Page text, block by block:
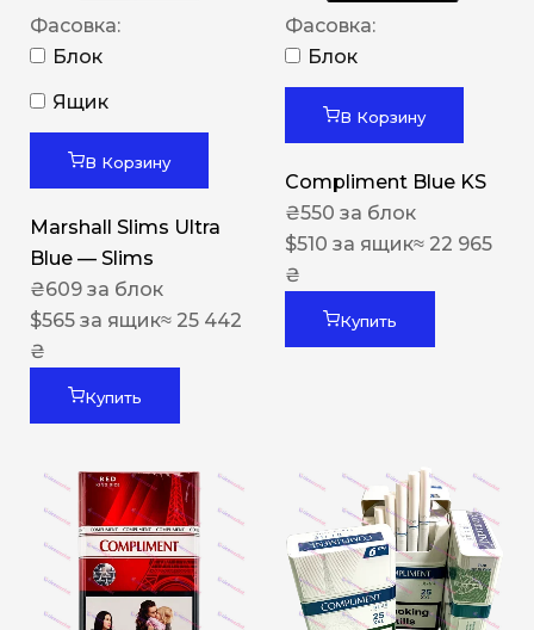
Фасовка:
Блок
Ящик
В Корзину
Marshall Slims Ultra
Blue — Slims
₴609 за блок
$565 за ящик≈ 25 442
₴
Купить
Фасовка:
Блок
В Корзину
Compliment Blue KS
₴550 за блок
$510 за ящик≈ 22 965
₴
Купить